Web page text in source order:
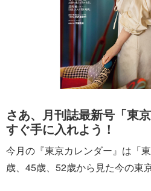
さあ、月刊誌最新号「東
すぐ手に入れよう！
今月の『東京カレンダー』は「
歳、45歳、52歳から見た今の東